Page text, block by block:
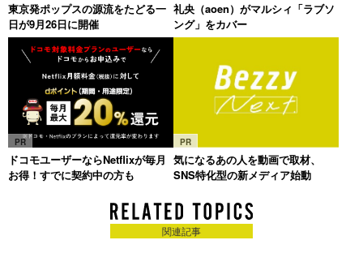
東京発ポップスの源流をたどる一
日が9月26日に開催
礼央（aoen）がマルシィ「ラブソ
ング」をカバー
PR
ドコモユーザーならNetflixが毎月
お得！すでに契約中の方も
PR
気になるあの人を動画で取材、
SNS特化型の新メディア始動
関連記事